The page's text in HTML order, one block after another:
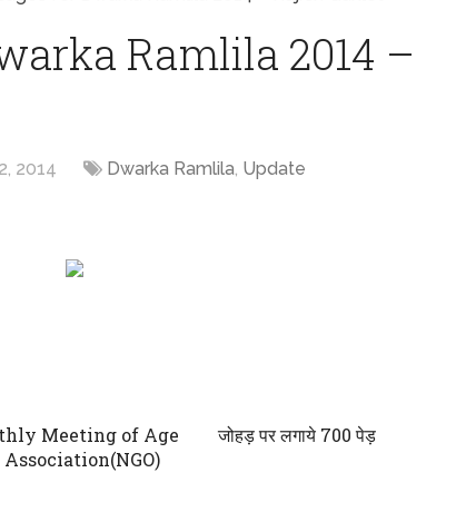
Ramlila 2014 –
2014 Dwarka Ramlila, Update
Meeting of Age
जोहड़ पर लगाये 700 पेड़